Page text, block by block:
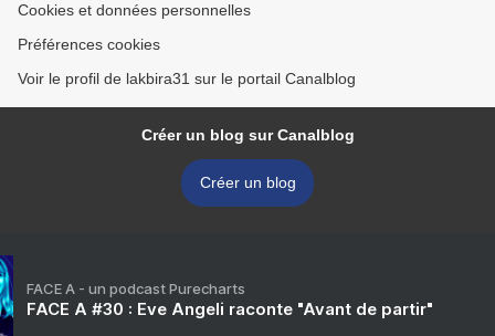
Cookies et données personnelles
Préférences cookies
Voir le profil de lakbira31 sur le portail Canalblog
Créer un blog sur Canalblog
Créer un blog
FACE A - un podcast Purecharts
FACE A #30 : Eve Angeli raconte "Avant de partir"